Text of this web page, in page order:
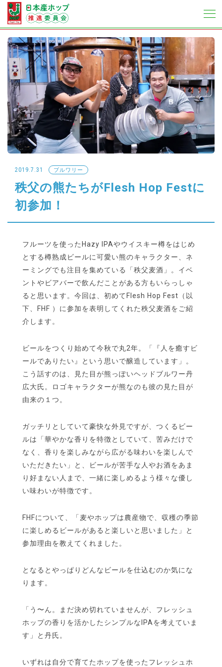
2019.7.31 ブルワリー
秩父の熊たちがFlesh Hop Festに
初参加！
フルーツを使ったHazy IPAやウイスキー樽をはじめ
とする樽熟成ビールに可愛い熊のキャラクター、ネ
ーミングでも注目を集めている「秩父麦酒」。イベ
ントやビアバーで飲んだことがある方もいらっしゃ
ると思います。今回は、初めてFlesh Hop Fest（以
下、FHF ）に参加を表明してくれた秩父麦酒をご紹
介します。
ビールをつくり始めて今秋で丸2年。「『人を癒すビ
ールでありたい』という思いで醸造しています」。
こう話すのは、見た目が熊っぽいヘッドブルワー丹
広大氏。ロゴキャラクターが熊なのも彼の見た目が
由来の１つ。
ガッチリとしていて豪快な外見ですが、つくるビー
ルは「華やかな香りを特徴としていて、苦みだけで
なく、香りを楽しみながら広がる味わいを楽しんで
いただきたい」と、ビールが苦手な人やお酒をあま
り好まない人まで、一緒に楽しめるよう様々な優し
い味わいが特徴です。
FHFについて、「麦やホップは農産物で、収穫の季節
に楽しめるビールがあると楽しいと思いました」と
参加理由を教えてくれました。
となるとやっぱりどんなビールを仕込むのか気にな
ります。
「う〜ん。まだ決め切れていませんが、フレッシュ
ホップの香りを活かしたシンプルなIPAを考えていま
す」と丹氏。
いずれは自分で育てたホップを使ったフレッシュホ